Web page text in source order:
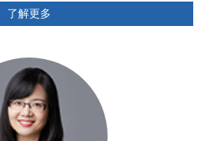
了解更多